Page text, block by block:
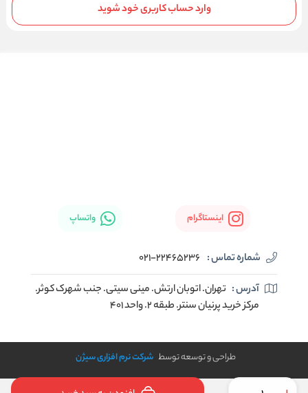
وارد حساب کاربری خود شوید
اینستاگرام واتساپ
شماره تماس : 021-22465236
آدرس : تهران. اتوبان ارتش. مینی سیتی. جنب شهرک کوثر.
مرکز خرید پرنیان سنتر. طبقه ۲. واحد ۴۰۱
طراحی و توسعه توسط شرکت نرم افزاری سیژن